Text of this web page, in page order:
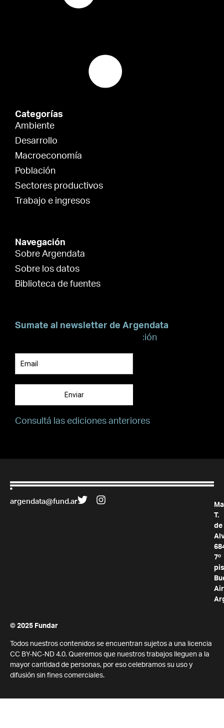
Categorías
Ambiente
Desarrollo
Macroeconomía
Población
Sectores productivos
Trabajo e ingresos
Navegación
Sobre Argendata
Sobre los datos
Biblioteca de fuentes
Sumate al newsletter de Argendata
Suscribite para recibir información
Enviar
Consultá las ediciones anteriores
argendata@fund.ar
T.
de
7º
© 2025 Fundar
Todos nuestros contenidos se encuentran sujetos a una licencia
CC BY-NC-ND 4.0. Queremos que nuestros trabajos lleguen a la
mayor cantidad de personas, por eso celebramos su uso y
difusión sin fines comerciales.